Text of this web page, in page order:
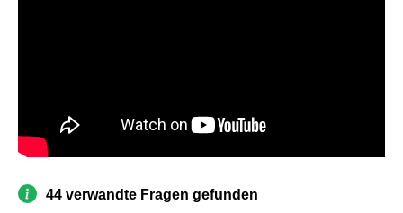
44 verwandte Fragen gefunden